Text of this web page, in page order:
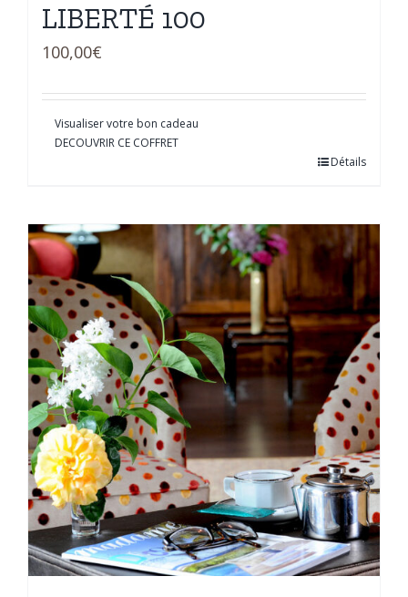
LIBERTÉ 100
100,00€
Visualiser votre bon cadeau
DECOUVRIR CE COFFRET
Détails